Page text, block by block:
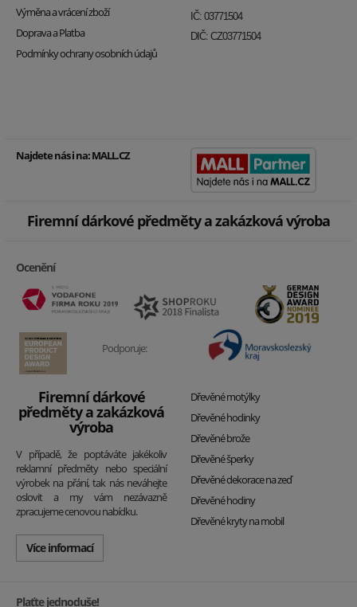
Výměna a vrácení zboží
Doprava a Platba
Podmínky ochrany osobních údajů
IČ: 03771504
DIČ: CZ03771504
Najdete nás i na:MALL.CZ
Firemní dárkové předměty a zakázková výroba
Ocenění
Podporuje:
Firemní dárkové
předměty a zakázková
výroba
V případě, že poptáváte jakékoliv
reklamní předměty nebo speciální
výrobek na přání, tak nás neváhejte
oslovit a my vám nezávazně
zpracujeme cenovou nabídku.
Více informací
Dřevěné motýlky
Dřevěné hodinky
Dřevěné brože
Dřevěné šperky
Dřevěné dekorace na zeď
Dřevěné hodiny
Dřevěné kryty na mobil
Plaťte jednoduše!